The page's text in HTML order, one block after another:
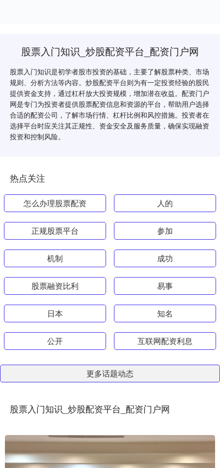
股票入门知识_炒股配资平台_配资门户网
股票入门知识是初学者股市投资的基础，主要了解股票种类、市场
规则、分析方法等内容。炒股配资平台则为有一定投资经验的股民
提供资金支持，通过杠杆放大投资规模，增加潜在收益。配资门户
网是专门为投资者提供股票配资信息和资源的平台，帮助用户选择
合适的配资公司，了解市场行情、杠杆比例和风控措施。投资者在
选择平台时应关注其正规性、资金安全及服务质量，确保实现融资
投资和控制风险。
热点关注
怎么办理股票配资 人的
正规股票平台 参加
机制 成功
股票融资比利 易事
日本 知名
公开 互联网配资利息
更多话题动态
股票入门知识_炒股配资平台_配资门户网